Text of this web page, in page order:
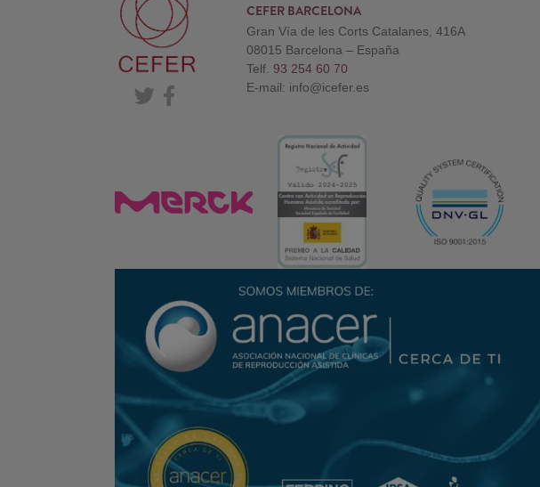
CEFER BARCELONA
Gran Vía de les Corts Catalanes, 416A
08015 Barcelona – España
Telf. 93 254 60 70
E-mail: info@icefer.es